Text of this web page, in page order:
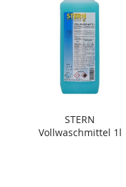
STERN
Vollwaschmittel 1l